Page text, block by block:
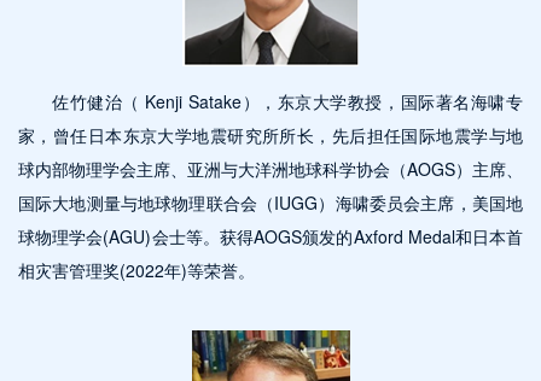
佐竹健治（ Kenji Satake），东京大学教授，国际著名海啸专
家，曾任日本东京大学地震研究所所长，先后担任国际地震学与地
球内部物理学会主席、亚洲与大洋洲地球科学协会（AOGS）主席、
国际大地测量与地球物理联合会（IUGG）海啸委员会主席，美国地
球物理学会(AGU)会士等。获得AOGS颁发的Axford Medal和日本首
相灾害管理奖(2022年)等荣誉。